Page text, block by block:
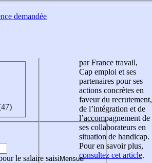
demandée
le salaire saisi
par France travail,
Cap emploi et ses
partenaires pour ses
actions concrètes en
faveur du recrutement,
de l’intégration et de
l’accompagnement de
ses collaborateurs en
situation de handicap.
Pour en savoir plus,
consultez cet article.